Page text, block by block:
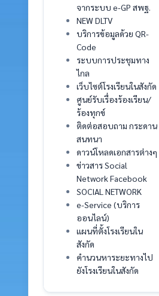
จากระบบ e-GP สพฐ.
NEW DLTV
บริการข้อมูลด้วย QR-
Code
ระบบการประชุมทาง
ไกล
เว็บไซต์โรงเรียนในสังกัด
ศูนย์รับเรื่องร้องเรียน/
ร้องทุกข์
ติดต่อสอบถาม กระดาน
สนทนา
ดาวน์โหลดเอกสารต่างๆ
ข่าวสาร Social
Network Facebook
SOCIAL NETWORK
e-Service (บริการ
ออนไลน์)
แผนที่ตั้งโรงเรียนใน
สังกัด
คำนวนหาระยะทางไป
ยังโรงเรียนในสังกัด